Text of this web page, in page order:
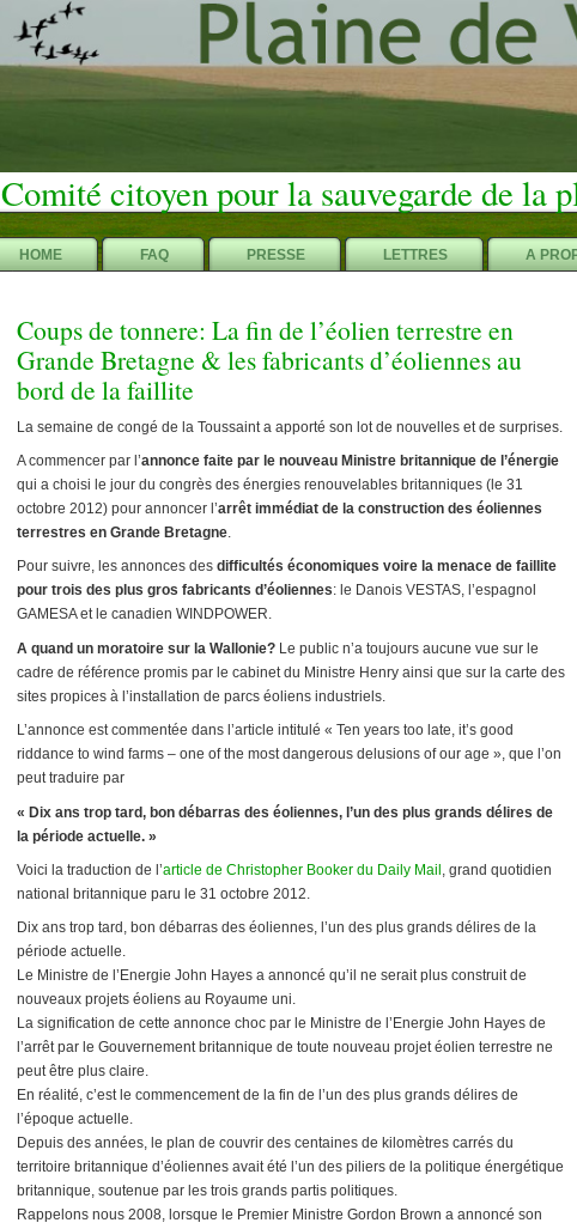
Comité citoyen pour la sauvegarde de la
HOME FAQ PRESSE LETTRES A
Coups de tonnere: La fin de l’éolien terrestre en
Grande Bretagne & les fabricants d’éoliennes au
bord de la faillite
La semaine de congé de la Toussaint a apporté son lot de nouvelles et de surprises.
A commencer par l’annonce faite par le nouveau Ministre britannique de l’énergie
qui a choisi le jour du congrès des énergies renouvelables britanniques (le 31
octobre 2012) pour annoncer l’arrêt immédiat de la construction des éoliennes
terrestres en Grande Bretagne.
Pour suivre, les annonces des difficultés économiques voire la menace de faillite
pour trois des plus gros fabricants d’éoliennes: le Danois VESTAS, l’espagnol
GAMESA et le canadien WINDPOWER.
A quand un moratoire sur la Wallonie? Le public n’a toujours aucune vue sur le
cadre de référence promis par le cabinet du Ministre Henry ainsi que sur la carte des
sites propices à l’installation de parcs éoliens industriels.
L’annonce est commentée dans l’article intitulé « Ten years too late, it’s good
riddance to wind farms – one of the most dangerous delusions of our age », que l’on
peut traduire par
« Dix ans trop tard, bon débarras des éoliennes, l’un des plus grands délires de
la période actuelle. »
Voici la traduction de l’article de Christopher Booker du Daily Mail , grand quotidien
national britannique paru le 31 octobre 2012.
Dix ans trop tard, bon débarras des éoliennes, l’un des plus grands délires de la
période actuelle.
Le Ministre de l’Energie John Hayes a annoncé qu’il ne serait plus construit de
nouveaux projets éoliens au Royaume uni.
La signification de cette annonce choc par le Ministre de l’Energie John Hayes de
l’arrêt par le Gouvernement britannique de toute nouveau projet éolien terrestre ne
peut être plus claire.
En réalité, c’est le commencement de la fin de l’un des plus grands délires de
l’époque actuelle.
Depuis des années, le plan de couvrir des centaines de kilomètres carrés du
territoire britannique d’éoliennes avait été l’un des piliers de la politique énergétique
britannique, soutenue par les trois grands partis politiques.
Rappelons nous 2008, lorsque le Premier Ministre Gordon Brown a annoncé son